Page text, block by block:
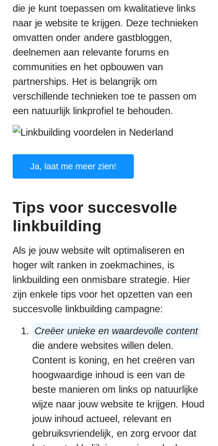
die je kunt toepassen om kwalitatieve links
naar je website te krijgen. Deze technieken
omvatten onder andere gastbloggen,
deelnemen aan relevante forums en
communities en het opbouwen van
partnerships. Het is belangrijk om
verschillende technieken toe te passen om
een natuurlijk linkprofiel te behouden.
Ja, laat me meer zien!
Tips voor succesvolle
linkbuilding
Als je jouw website wilt optimaliseren en
hoger wilt ranken in zoekmachines, is
linkbuilding een onmisbare strategie. Hier
zijn enkele tips voor het opzetten van een
succesvolle linkbuilding campagne:
Creëer unieke en waardevolle content
die andere websites willen delen.
Content is koning, en het creëren van
hoogwaardige inhoud is een van de
beste manieren om links op natuurlijke
wijze naar jouw website te krijgen. Houd
jouw inhoud actueel, relevant en
gebruiksvriendelijk, en zorg ervoor dat